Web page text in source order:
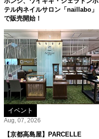
テル内ネイルサロン「naillabo」
で販売開始！
イベント
Aug, 07, 2026
【京都高島屋】PARCELLE